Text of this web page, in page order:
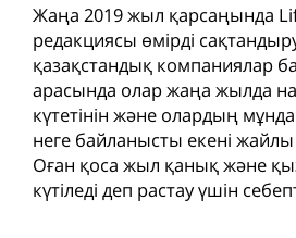
Жаңа 2019 жыл қарсаңында
редакциясы өмірді
қазақстандық компаниялар
арасында олар жаңа жылда
күтетінін және олардың
неге байланысты екені жайлы
Оған қоса жыл қанық және
күтіледі деп растау үшін